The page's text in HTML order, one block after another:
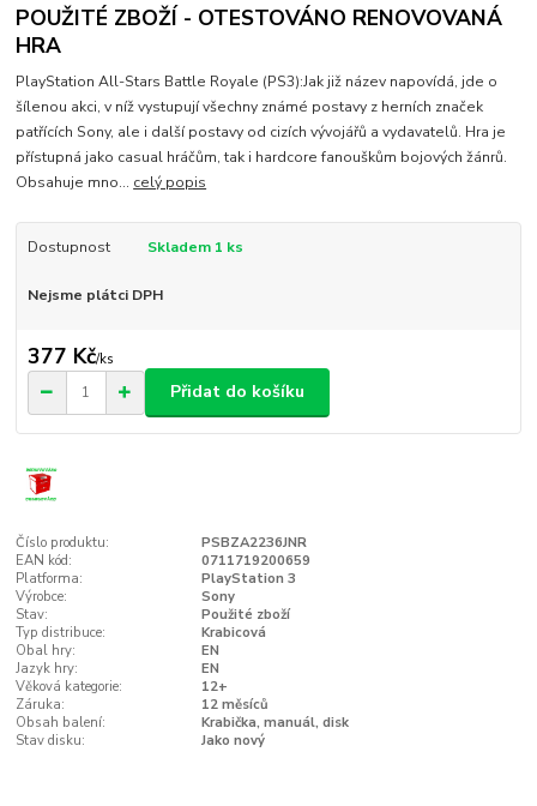
POUŽITÉ ZBOŽÍ - OTESTOVÁNO RENOVOVANÁ
HRA
PlayStation All-Stars Battle Royale (PS3):Jak již název napovídá, jde o
šílenou akci, v níž vystupují všechny známé postavy z herních značek
patřících Sony, ale i další postavy od cizích vývojářů a vydavatelů. Hra je
přístupná jako casual hráčům, tak i hardcore fanouškům bojových žánrů.
Obsahuje mno... celý popis
Dostupnost Skladem 1 ks
Nejsme plátci DPH
377 Kč/ks
Přidat do košíku
Číslo produktu:
PSBZA2236JNR
EAN kód:
0711719200659
Platforma:
PlayStation 3
Výrobce:
Sony
Stav:
Použité zboží
Typ distribuce:
Krabicová
Obal hry:
EN
Jazyk hry:
EN
Věková kategorie:
12+
Záruka:
12 měsíců
Obsah balení:
Krabička, manuál, disk
Stav disku:
Jako nový